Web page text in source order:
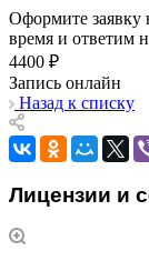
Оформите заявку
время и ответим
4400 ₽
Запись онлайн
Назад к списку
Лицензии и